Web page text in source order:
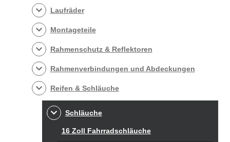
Laufräder
Montageteile
Rahmenschutz & Reflektoren
Rahmenverbindungen und Abdeckungen
Reifen & Schläuche
Schläuche
16 Zoll Fahrradschläuche